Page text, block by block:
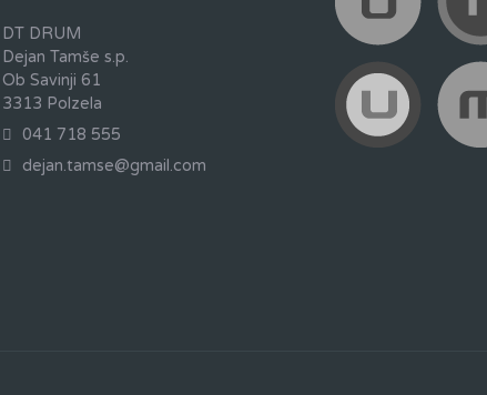
DT DRUM
Dejan Tamše s.p.
Ob Savinji 61
3313 Polzela
041 718 555
dejan.tamse@gmail.com